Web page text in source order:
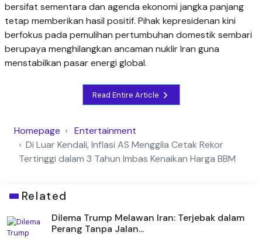
bersifat sementara dan agenda ekonomi jangka panjang
tetap memberikan hasil positif. Pihak kepresidenan kini
berfokus pada pemulihan pertumbuhan domestik sembari
berupaya menghilangkan ancaman nuklir Iran guna
menstabilkan pasar energi global.
Read Entire Article
Homepage
Entertainment
Di Luar Kendali, Inflasi AS Menggila Cetak Rekor
Tertinggi dalam 3 Tahun Imbas Kenaikan Harga BBM
Related
Dilema Trump Melawan Iran: Terjebak dalam
Perang Tanpa Jalan...